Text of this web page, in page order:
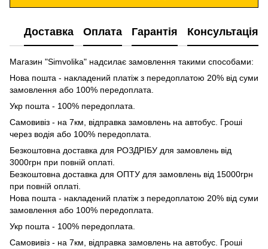
Доставка Оплата Гарантія Консультація
Магазин "Simvolika" надсилає замовлення такими способами:
Нова пошта - накладений платіж з передоплатою 20% від суми
замовлення або 100% передоплата.
Укр пошта - 100% передоплата.
Самовивіз - на 7км, відправка замовлень на автобус. Гроші
через водія або 100% передоплата.
Безкоштовна доставка для РОЗДРІБУ для замовлень від
3000грн при повній оплаті.
Безкоштовна доставка для ОПТУ для замовлень від 15000грн
при повній оплаті.
Нова пошта - накладений платіж з передоплатою 20% від суми
замовлення або 100% передоплата.
Укр пошта - 100% передоплата.
Самовивіз - на 7км, відправка замовлень на автобус. Гроші